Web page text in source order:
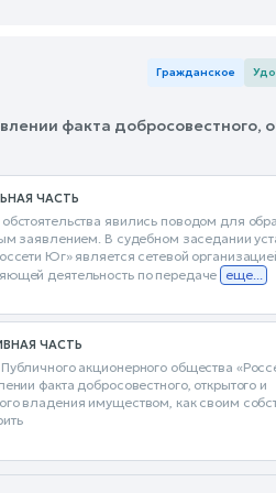
Гражданское
факта добросовестного,
ЧАСТЬ
явились поводом для
заявлением. В судебном заседании
Юг» является сетевой
деятельность по передаче еще...
ЧАСТЬ
акционерного общества
факта добросовестного, открытого и
владения имуществом, как своим